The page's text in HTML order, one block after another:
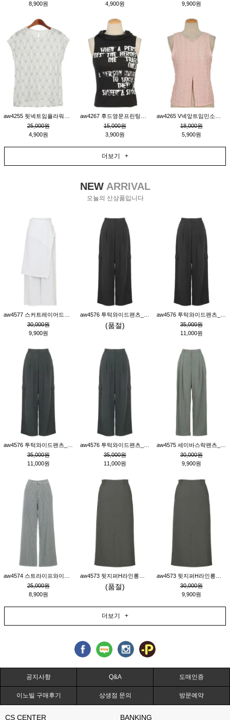
8,900원
4,900원
9,900원
25,000원
4,900원
15,000원
3,900원
18,000원
5,900원
더보기 +
NEWARRIVAL
오늘의 신상품입니다
30,000원
9,900원
(품절)
35,000원
11,000원
35,000원
11,000원
35,000원
11,000원
30,000원
9,900원
25,000원
8,900원
(품절)
30,000원
9,900원
더보기 +
공지사항 Q&A 도매인증
이노빌 구매후기 상생점 문의 방문예약
CS CENTER BANKING